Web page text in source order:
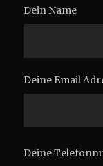
Dein Name
Deine Email
Deine